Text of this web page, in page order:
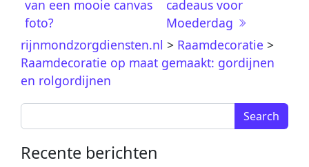
van een mooie canvas
foto?
cadeaus voor
Moederdag
rijnmondzorgdiensten.nl > Raamdecoratie >
Raamdecoratie op maat gemaakt: gordijnen
en rolgordijnen
Search for:
Recente berichten